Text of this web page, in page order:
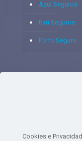
Azul Seguros
Itaú Seguros
Porto Seguro
© 2020 - Yoshie
05.459.716/
PAVIMENTO - CEP
Cookies e